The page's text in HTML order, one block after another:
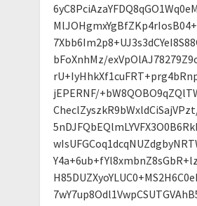
bFoXnhMz/
jEPERNF/